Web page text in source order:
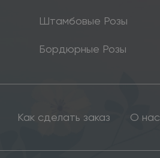
Штамбовые Розы
Бордюрные Розы
Как сделать заказ О нас